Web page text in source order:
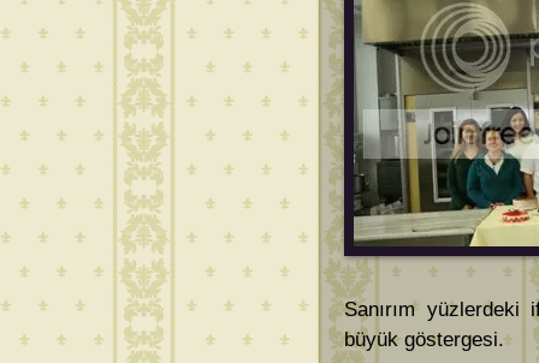
Sanırım
büyük göstergesi.